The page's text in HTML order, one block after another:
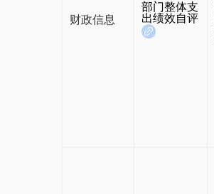
财政信息
部门整体支
出绩效自评